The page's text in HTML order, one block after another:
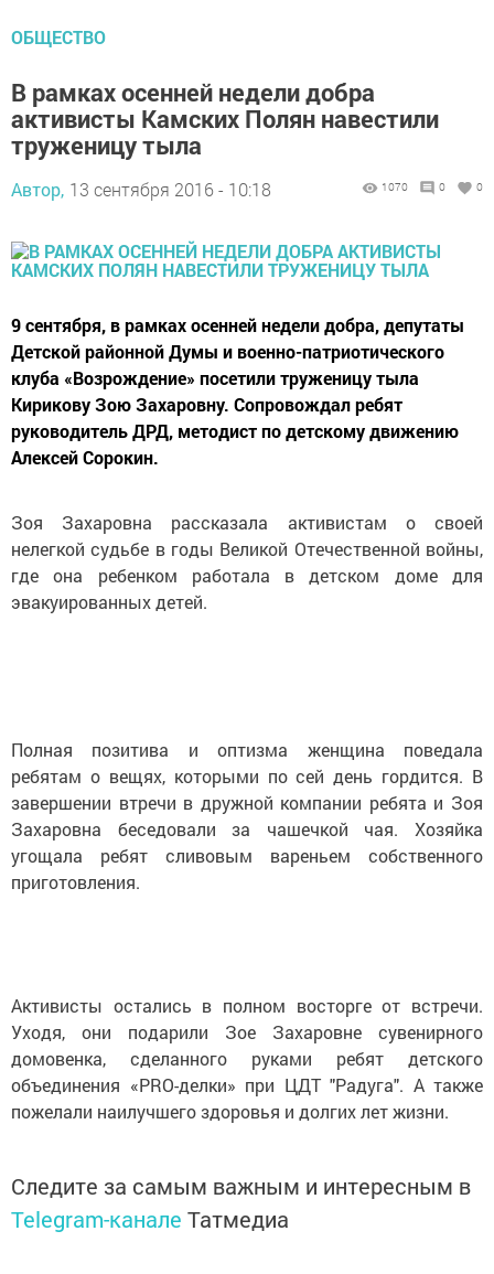
ОБЩЕСТВО
В рамках осенней недели добра
активисты Камских Полян навестили
труженицу тыла
Автор, 13 сентября 2016 - 10:18 1070 0 0
9 сентября, в рамках осенней недели добра, депутаты
Детской районной Думы и военно-патриотического
клуба «Возрождение» посетили труженицу тыла
Кирикову Зою Захаровну. Сопровождал ребят
руководитель ДРД, методист по детскому движению
Алексей Сорокин.
Зоя Захаровна рассказала активистам о своей
нелегкой судьбе в годы Великой Отечественной войны,
где она ребенком работала в детском доме для
эвакуированных детей.
Полная позитива и оптизма женщина поведала
ребятам о вещях, которыми по сей день гордится. В
завершении втречи в дружной компании ребята и Зоя
Захаровна беседовали за чашечкой чая. Хозяйка
угощала ребят сливовым вареньем собственного
приготовления.
Активисты остались в полном восторге от встречи.
Уходя, они подарили Зое Захаровне сувенирного
домовенка, сделанного руками ребят детского
объединения «PRO-делки» при ЦДТ "Радуга". А также
пожелали наилучшего здоровья и долгих лет жизни.
Следите за самым важным и интересным в
Telegram-канале Татмедиа